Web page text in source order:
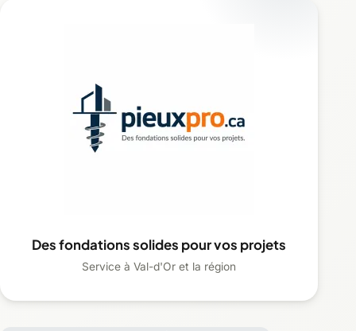
Des fondations solides pour vos projets
Service à Val-d'Or et la région